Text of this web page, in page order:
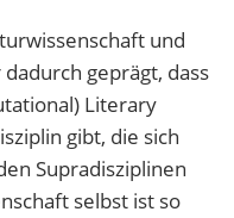
und
geprägt, dass
Literary
gibt, die sich
Supradisziplinen
selbst ist so